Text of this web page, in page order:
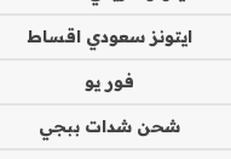
ايتونز سعودي اقساط
فور يو
شحن شدات ببجي